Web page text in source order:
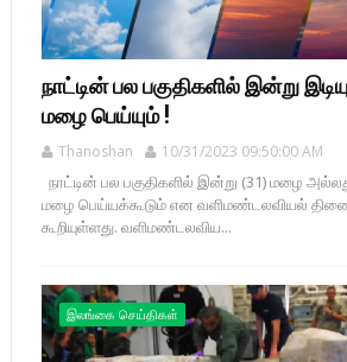
நாட்டின் பல பகுதிகளில் இன்று
மழை பெய்யும் !
Thanoshan 10/31/2023 09:50:00 AM
நாட்டின் பல பகுதிகளில் இன்று (31) மழை
மழை பெய்யக்கூடும் என வளிமண்டலவியல்
கூறியுள்ளது. வளிமண்டலவிய...
இலங்கை செய்திகள்